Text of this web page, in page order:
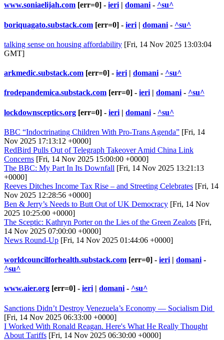
www.soniaelijah.com [err=0] - ieri | domani - ^su^
boriquagato.substack.com [err=0] - ieri | domani - ^su^
talking sense on housing affordability [Fri, 14 Nov 2025 13:03:04
GMT]
arkmedic.substack.com [err=0] - ieri | domani - ^su^
frodepandemica.substack.com [err=0] - ieri| domani- ^su^
lockdownsceptics.org [err=0] - ieri | domani - ^su^
BBC “Indoctrinating Children With Pro-Trans Agenda” [Fri, 14
Nov 2025 17:13:12 +0000]
RedBird Pulls Out of Telegraph Takeover Amid China Link
Concerns [Fri, 14 Nov 2025 15:00:00 +0000]
The BBC: My Part In Its Downfall [Fri, 14 Nov 2025 13:21:13
+0000]
Reeves Ditches Income Tax Rise – and Streeting Celebrates [Fri, 14
Nov 2025 12:28:56 +0000]
Ben & Jerry’s Needs to Butt Out of UK Democracy [Fri, 14 Nov
2025 10:25:00 +0000]
The Sceptic: Kathryn Porter on the Lies of the Green Zealots [Fri,
14 Nov 2025 07:00:00 +0000]
News Round-Up [Fri, 14 Nov 2025 01:44:06 +0000]
worldcouncilforhealth.substack.com [err=0] - ieri | domani -
^su^
www.aier.org [err=0] - ieri| domani- ^su^
Sanctions Didn’t Destroy Venezuela’s Economy — Socialism Did
[Fri, 14 Nov 2025 06:33:00 +0000]
I Worked With Ronald Reagan. Here's What He Really Thought
About Tariffs [Fri, 14 Nov 2025 06:30:00 +0000]